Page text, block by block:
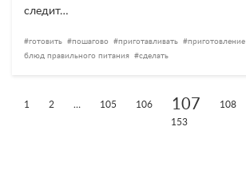
следит…
готовить пошагово приготавливать приготовление
блюд правильного питания
сделать
1 2 … 105 106 107 108
153